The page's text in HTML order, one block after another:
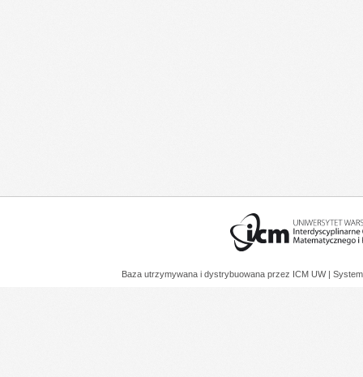
Baza utrzymywana i dystrybuowana przez ICM UW |